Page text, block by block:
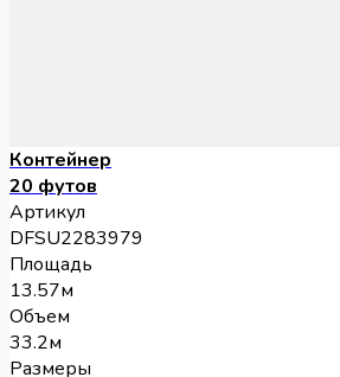
Контейнер
20 футов
Артикул
DFSU2283979
Площадь
13.57м
Объем
33.2м
Размеры